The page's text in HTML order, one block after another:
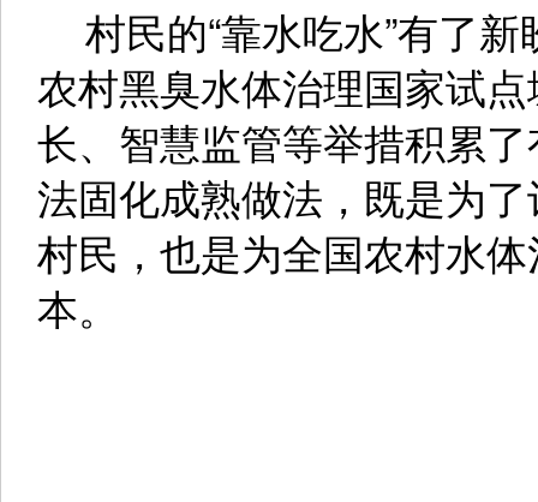
村民的“靠水吃水”有了
农村黑臭水体治理国家试
长、智慧监管等举措积累
法固化成熟做法，既是为
村民，也是为全国农村水
本。